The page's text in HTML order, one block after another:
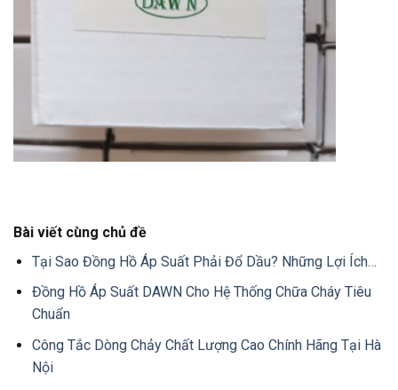
Bài viết cùng chủ đề
Tại Sao Đồng Hồ Áp Suất Phải Đổ Dầu? Những Lợi Ích…
Đồng Hồ Áp Suất DAWN Cho Hệ Thống Chữa Cháy Tiêu
Chuẩn
Công Tắc Dòng Chảy Chất Lượng Cao Chính Hãng Tại Hà
Nội